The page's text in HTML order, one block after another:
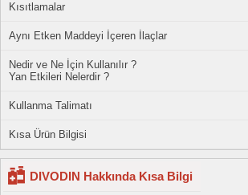
Kısıtlamalar
Aynı Etken Maddeyi İçeren İlaçlar
Nedir ve Ne İçin Kullanılır ?
Yan Etkileri Nelerdir ?
Kullanma Talimatı
Kısa Ürün Bilgisi
DIVODIN Hakkında Kısa Bilgi